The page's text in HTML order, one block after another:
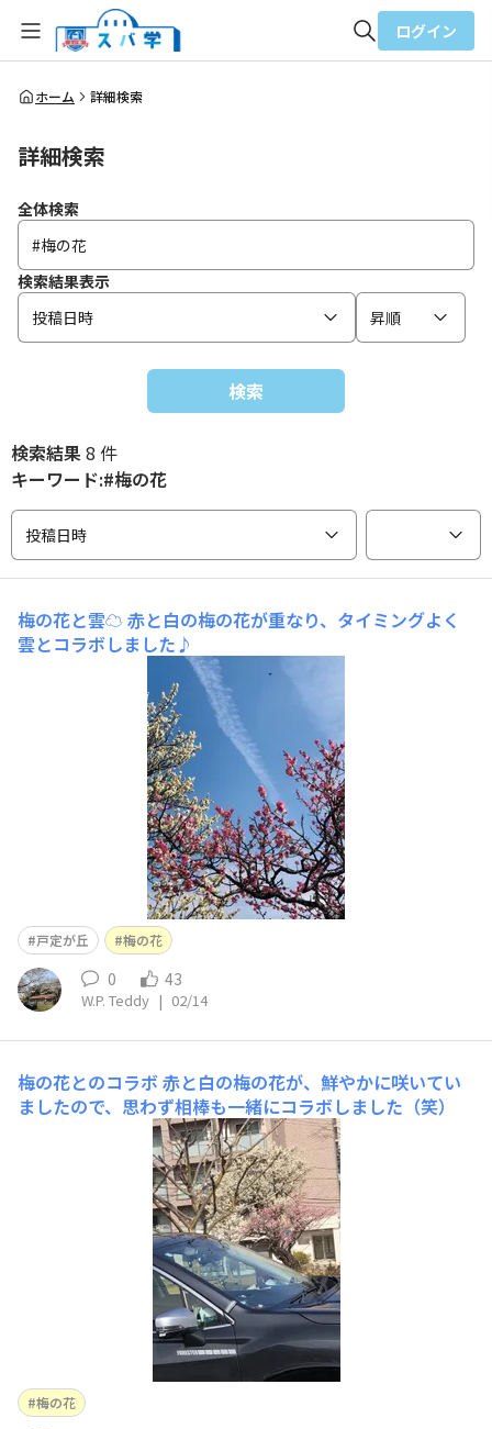
全体検索
ログイン
ホーム 詳細検索
詳細検索
全体検索
検索結果表示
投稿日時
昇順
検索
検索結果8 件
キーワード:#梅の花
投稿日時
梅の花と雲☁️赤と白の梅の花が重なり、タイミングよく
雲とコラボしました♪
戸定が丘 梅の花
0 43
W.P. Teddy | 02/14
梅の花とのコラボ赤と白の梅の花が、鮮やかに咲いてい
ましたので、思わず相棒も一緒にコラボしました（笑）
梅の花